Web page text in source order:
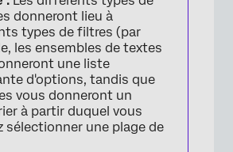
donneront lieu à
types de filtres (par
les ensembles de textes
une liste
d'options, tandis que
vous donneront un
à partir duquel vous
sélectionner une plage de